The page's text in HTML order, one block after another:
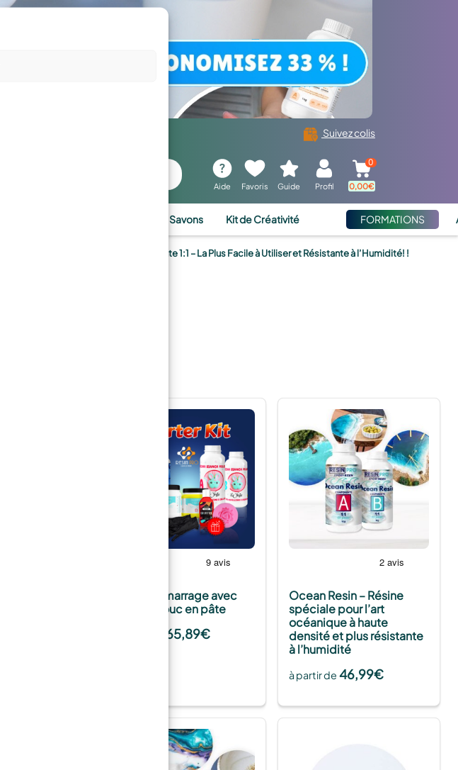
Suivez colis
Aide Favoris Guide Profil
0
0,00€
Bougies et Savons Kit de Créativité FORMATIONS
ONE-TO-ONE Résine Transparente 1:1 – La Plus Facile à Utiliser et Résistante à l’Humidité! !
Kit de démarrage avec
Caoutchouc en pâte
65,89€
Ocean Resin – Résine
spéciale pour l’art
océanique à haute
densité et plus résistante
à l’humidité
à partir de 46,99€